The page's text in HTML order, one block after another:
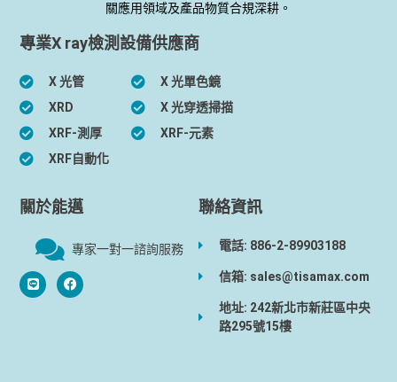
關應用領域及產品物質合規深耕。
專業X ray檢測設備供應商
X 光管
XRD
XRF-測厚
XRF自動化
X 光單色鏡
X 光穿透掃描
XRF-元素
關於能邁
專家一對一諮詢服務
聯絡資訊
電話: 886-2-89903188
信箱: sales@tisamax.com
地址: 242新北市新莊區中央
路295號15樓